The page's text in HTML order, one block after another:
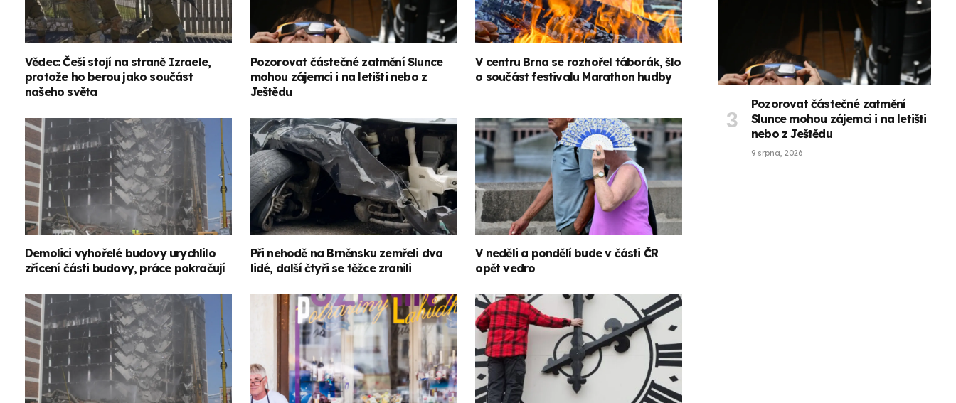
Vědec: Češi stojí na straně Izraele,
protože ho berou jako součást
našeho světa
Pozorovat částečné zatmění Slunce
mohou zájemci i na letišti nebo z
Ještědu
V centru Brna se rozhořel táborák, šlo
o součást festivalu Marathon hudby
Demolici vyhořelé budovy urychlilo
zřícení části budovy, práce pokračují
Při nehodě na Brněnsku zemřeli dva
lidé, další čtyři se těžce zranili
V neděli a pondělí bude v části ČR
opět vedro
Pozorovat částečné zatmění
Slunce mohou zájemci i na letišti
nebo z Ještědu
9 srpna, 2026